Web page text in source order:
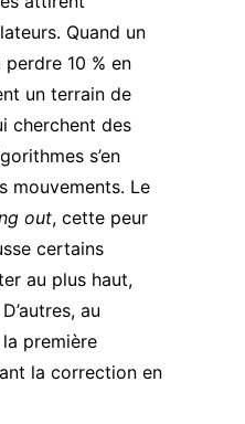
Quand un
10 % en
un terrain de
cherchent des
s’en
mouvements. Le
out, cette peur
certains
au plus haut,
au
première
la correction en